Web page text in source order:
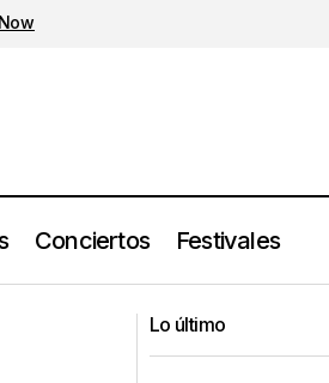
Conciertos Festivales
y Monterrey
World Tour a México
Lo último